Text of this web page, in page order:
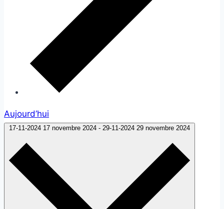
Aujourd’hui
17-11-2024 17 novembre 2024 - 29-11-2024 29 novembre 2024